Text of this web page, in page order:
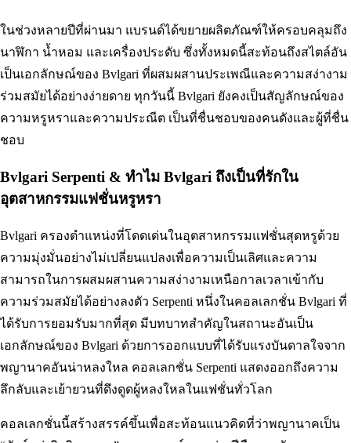
ในช่วงหลายปีที่ผ่านมา แบรนด์ได้ขยายผลิตภัณฑ์ให้ครอบคลุมถึง
นาฬิกา น้ำหอม และเครื่องประดับ ซึ่งทั้งหมดนี้สะท้อนถึงสไตล์อัน
เป็นเอกลักษณ์ของ Bvlgari ที่ผสมผสานประเพณีและความสง่างาม
ร่วมสมัยได้อย่างง่ายดาย ทุกวันนี้ Bvlgari ยังคงเป็นสัญลักษณ์ของ
ความหรูหราและความประณีต เป็นที่ชื่นชอบของคนดังและผู้ที่ชื่น
ชอบ
Bvlgari Serpenti & ทำไม Bvlgari ถึงเป็นที่รักใน
อุตสาหกรรมแฟชั่นหรูหรา
Bvlgari ครองตำแหน่งที่โดดเด่นในอุตสาหกรรมแฟชั่นสุดหรูด้วย
ความมุ่งมั่นอย่างไม่เปลี่ยนแปลงเพื่อความเป็นเลิศและความ
สามารถในการผสมผสานความสง่างามเหนือกาลเวลาเข้ากับ
ความร่วมสมัยได้อย่างลงตัว Serpenti หนึ่งในคอลเลกชั่น Bvlgari ที่
ได้รับการยอมรับมากที่สุด มีบทบาทสำคัญในสถานะอันเป็น
เอกลักษณ์ของ Bvlgari ด้วยการออกแบบที่ได้รับแรงบันดาลใจจาก
พญานาคอันน่าหลงใหล คอลเลกชั่น Serpenti แสดงออกถึงความ
ลึกลับและเย้ายวนที่ดึงดูดผู้หลงใหลในแฟชั่นทั่วโลก
คอลเลกชั่นนี้สร้างสรรค์ขึ้นเพื่อสะท้อนแนวคิดที่ว่าพญานาคเป็น